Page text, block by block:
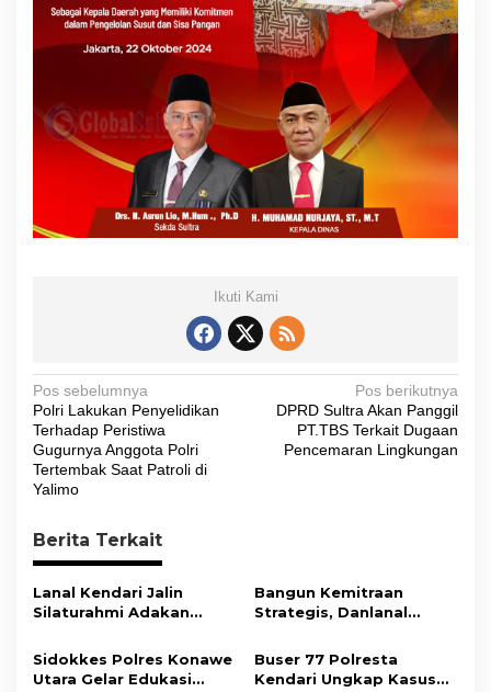
Ikuti Kami
N
a
v
i
a
s
i
o
Pos sebelumnya
Polri Lakukan Penyelidikan
Terhadap Peristiwa
Gugurnya Anggota Polri
Tertembak Saat Patroli di
Yalimo
Pos berikutnya
DPRD Sultra Akan Panggil
PT.TBS Terkait Dugaan
Pencemaran Lingkungan
Berita Terkait
Lanal Kendari Jalin
Silaturahmi Adakan
Bersama Insan Pers.
Bangun Kemitraan
Strategis, Danlanal
Wujudkan Informasi
Objektif dan Berimbang
Sidokkes Polres Konawe
Utara Gelar Edukasi
Buser 77 Polresta
Kendari Ungkap Kasus